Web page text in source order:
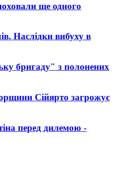
ще одного
Наслідки вибуху в
бригаду" з полонених
Сійярто загрожує
перед дилемою -